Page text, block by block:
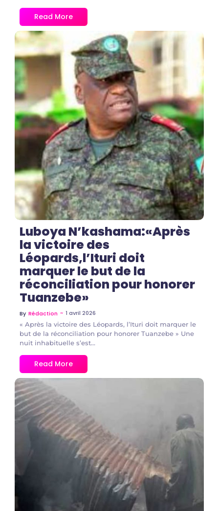
Read More
No Comments
Luboya N’kashama:«Après
la victoire des
Léopards,l’Ituri doit
marquer le but de la
réconciliation pour honorer
Tuanzebe»
By Rédaction ~ 1 avril 2026
« Après la victoire des Léopards, l’Ituri doit marquer le
but de la réconciliation pour honorer Tuanzebe » Une
nuit inhabituelle s’est...
Read More
No Comments